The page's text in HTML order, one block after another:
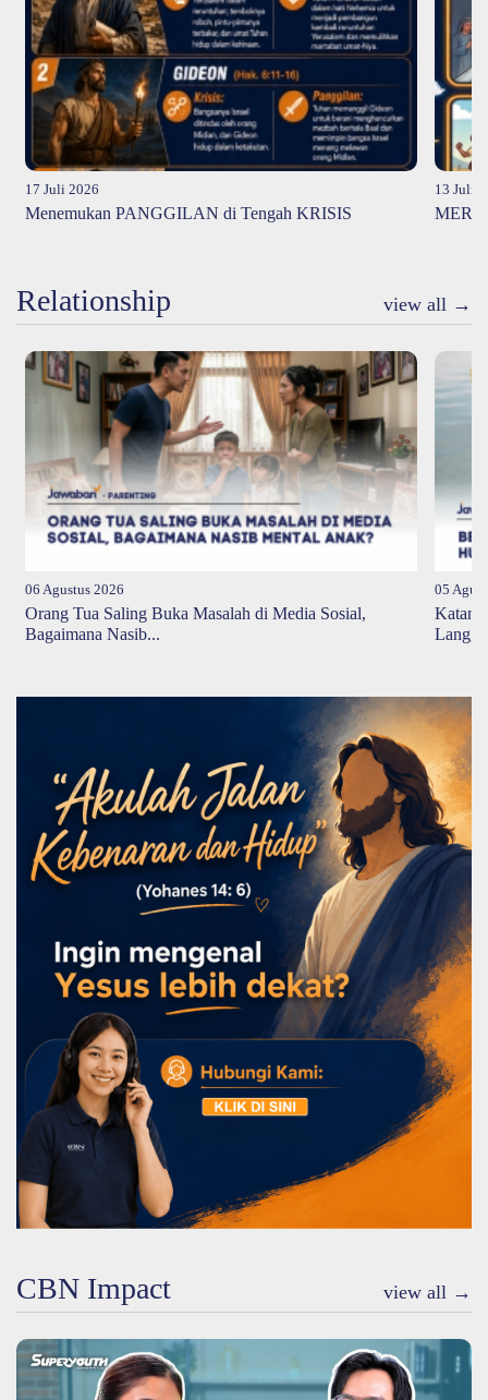
17 Juli 2026
Menemukan PANGGILAN di Tengah KRISIS
13 Juli
Relationship view all →
06 Agustus 2026
Orang Tua Saling Buka Masalah di Media Sosial,
Bagaimana Nasib...
05
CBN Impact view all →